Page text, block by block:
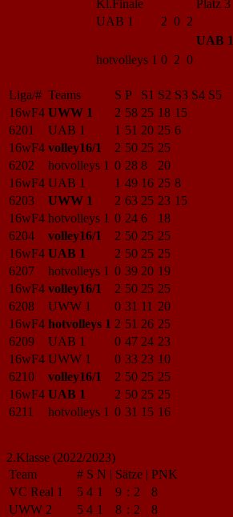
Kl.Finale
Platz 3
UAB 1
2 0 2
UAB 1
hotvolleys 1 0 2 0
Liga/# Teams S P S1 S2 S3 S4 S5
16wF4 UWW 1 2 58 25 18 15
6201
UAB 1 1 51 20 25 6
16wF4 volley16/1 2 50 25 25
6202
hotvolleys 1 0 28 8
20
16wF4 UAB 1 1 49 16 25 8
6203
UWW 1 2 63 25 23 15
16wF4 hotvolleys 1 0 24 6
18
6204
volley16/1 2 50 25 25
16wF4 UAB 1 2 50 25 25
6207
hotvolleys 1 0 39 20 19
16wF4 volley16/1 2 50 25 25
6208
UWW 1 0 31 11 20
16wF4 hotvolleys 1 2 51 26 25
6209
UAB 1 0 47 24 23
16wF4 UWW 1 0 33 23 10
6210
volley16/1 2 50 25 25
16wF4 UAB 1 2 50 25 25
6211
hotvolleys 1 0 31 15 16
2.Klasse (2022/2023)
Team
# S N | Sätze | PNK
VC Real 1
5 4 1 9 : 2
8
UWW 2
5 4 1 8 : 2
8